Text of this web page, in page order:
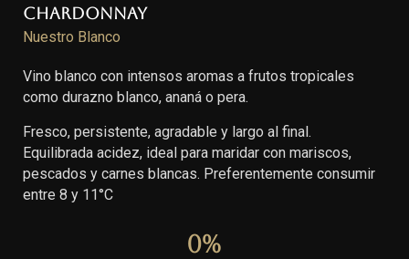
Chardonnay
Nuestro Blanco
Vino blanco con intensos aromas a frutos tropicales
como durazno blanco, ananá o pera.
Fresco, persistente, agradable y largo al final.
Equilibrada acidez, ideal para maridar con mariscos,
pescados y carnes blancas. Preferentemente consumir
entre 8 y 11°C
0%